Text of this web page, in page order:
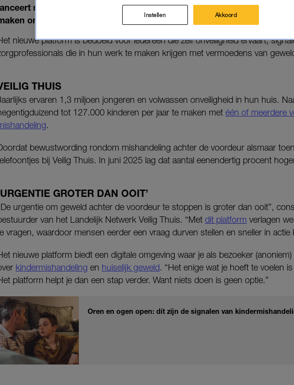
maandag een nieuw online platform. Dit moet het makkelijker
om huiselijk geweld of kindermishandeling te melden.
nieuwe platform is bedoeld voor iedereen die zelf onveiligheid ervaart,
die in hun werk te maken krijgen met vermoedens van
THUIS
ervaren 1,3 miljoen jongeren en volwassen onveiligheid in hun huis.
tot 127.000 kinderen per jaar te maken met één of meerdere
.
bewustwording rondom mishandeling achter de voordeur alsmaar
bij Veilig Thuis. In juni 2025 lag dat aantal eenendertig procent
GROTER DAN OOIT’
urgentie om geweld achter de voordeur te stoppen is groter dan ooit”,
van het Landelijk Netwerk Veilig Thuis. “Met dit platform verlagen
vragen, waardoor mensen eerder een vraag durven stellen en sneller in actie
nieuwe platform biedt een digitale omgeving waar je als bezoeker
kindermishandeling en huiselijk geweld. “Het enige wat je hoeft te voelen
platform helpt je dan een stap verder. Want niets doen is geen optie.”
Oren en ogen open: dít zijn de signalen van
Instellen Akkoord